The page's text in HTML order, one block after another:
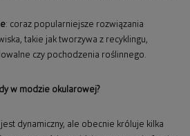
: coraz popularniejsze rozwiązania
takie jak tworzywa z recyklingu,
czy pochodzenia roślinnego.
w modzie okularowej?
dynamiczny, ale obecnie króluje kilka